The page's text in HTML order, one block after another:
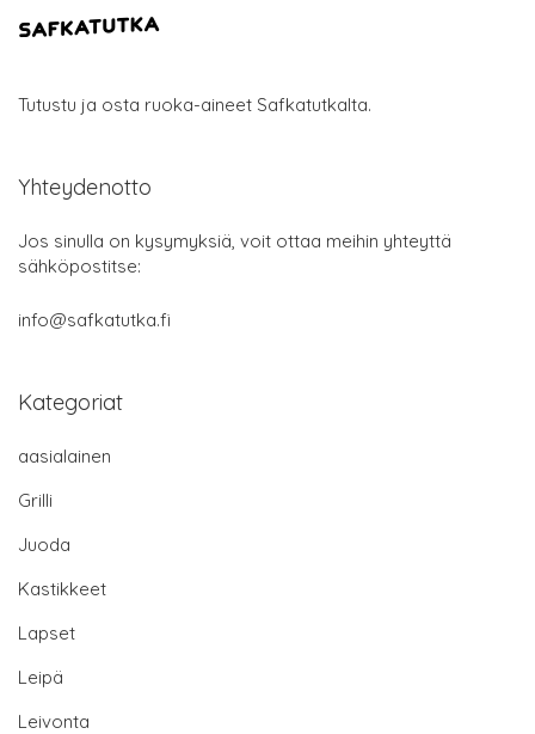
Tutustu ja osta ruoka-aineet Safkatutkalta.
Yhteydenotto
Jos sinulla on kysymyksiä, voit ottaa meihin yhteyttä
sähköpostitse:
info@safkatutka.fi
Kategoriat
aasialainen
Grilli
Juoda
Kastikkeet
Lapset
Leipä
Leivonta